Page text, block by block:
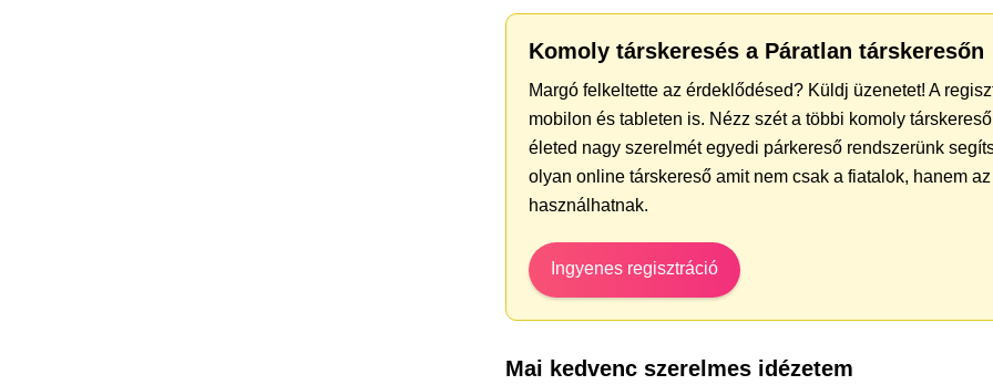
Komoly társkeresés a Páratlan társkeresőn
Margó felkeltette az érdeklődésed? Küldj üzenetet! A
mobilon és tableten is. Nézz szét a többi komoly
életed nagy szerelmét egyedi párkereső rendszerünk
olyan online társkereső amit nem csak a fiatalok, hanem
használhatnak.
Ingyenes regisztráció
Mai kedvenc szerelmes idézetem